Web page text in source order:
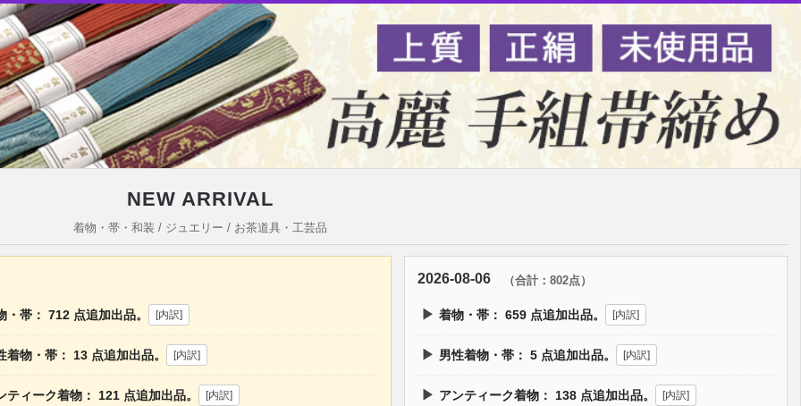
NEW ARRIVAL
着物・帯・和装 / ジュエリー / お茶道具・工芸品
・帯： 712 点追加出品。 [内訳]
着物・帯： 13 点追加出品。 [内訳]
ティーク着物： 121 点追加出品。 [内訳]
2026-08-06 （合計：802点）
▶ 着物・帯：659 点追加出品。 [内訳]
▶ 男性着物・帯：5 点追加出品。 [内訳]
▶ アンティーク着物： 138 点追加出品。 [内訳]